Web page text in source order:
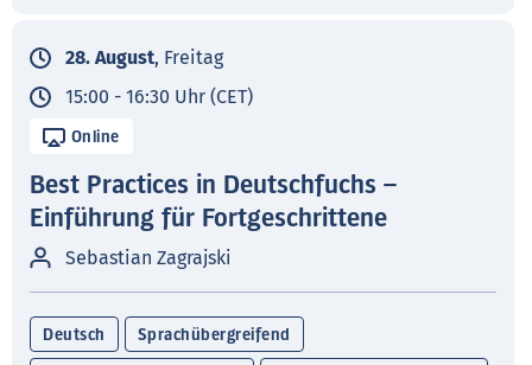
28. August, Freitag
15:00 - 16:30 Uhr (CET)
Online
Best Practices in Deutschfuchs –
Einführung für Fortgeschrittene
Sebastian Zagrajski
Deutsch Sprachübergreifend